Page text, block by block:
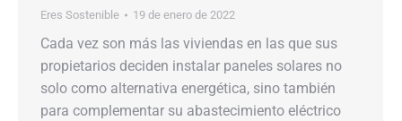
Eres Sostenible 19 de enero de 2022
Cada vez son más las viviendas en las que sus
propietarios deciden instalar paneles solares no
solo como alternativa energética, sino también
para complementar su abastecimiento eléctrico